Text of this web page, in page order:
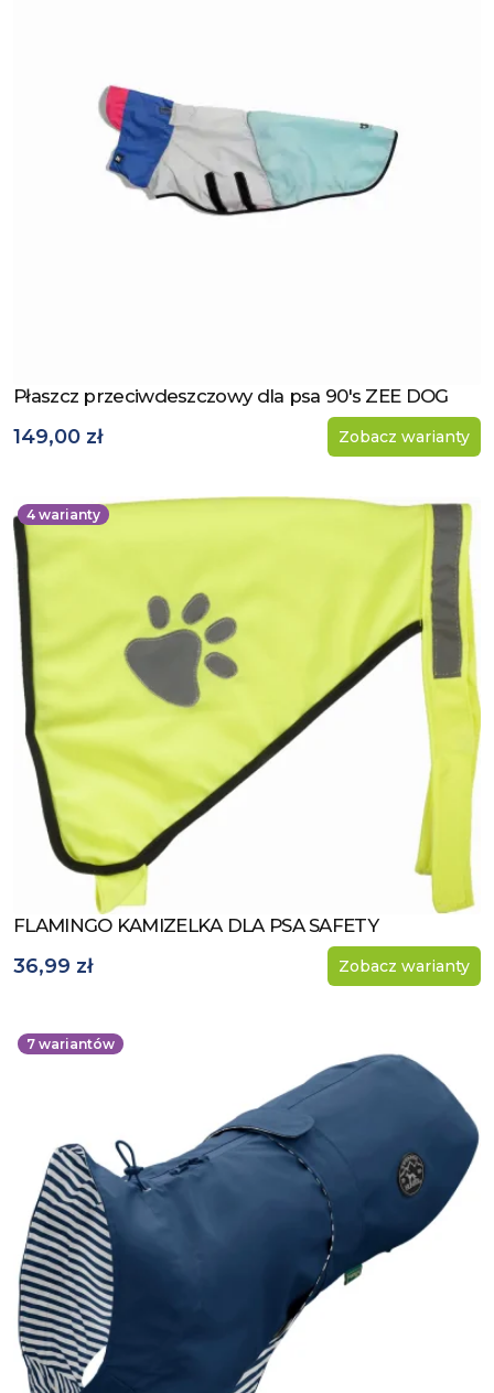
Zobacz produkt
Płaszcz przeciwdeszczowy dla psa 90's ZEE DOG
149,00 zł Zobacz warianty
4 warianty
Zobacz produkt
FLAMINGO KAMIZELKA DLA PSA SAFETY
36,99 zł Zobacz warianty
7 wariantów